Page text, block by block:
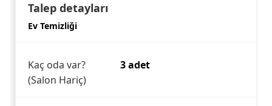
Talep detayları
Ev Temizliği
Kaç oda var?
(Salon Hariç)
3 adet